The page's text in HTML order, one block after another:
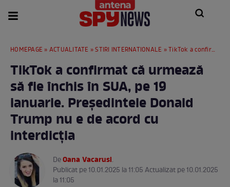
HOMEPAGE » ACTUALITATE »STIRI INTERNATIONALE » TikTok a confirmat că urmează să fie închis în SUA, pe 19 ianuarie. Președintele Donald Trump nu e de acord cu interdicția
TikTok a confirmat că urmează
să fie închis în SUA, pe 19
ianuarie. Președintele Donald
Trump nu e de acord cu
interdicția
DeOana Vacarusi.
Publicat pe 10.01.2025 la 11:05 Actualizat pe 10.01.2025
la 11:05